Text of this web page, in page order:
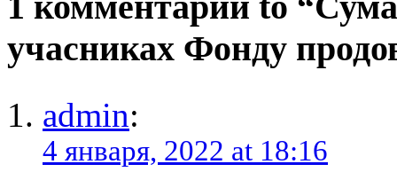
учасниках Фонду
admin:
4 января, 2022 at 18:16